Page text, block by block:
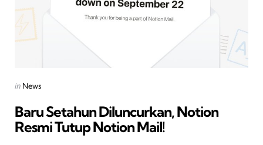
Posted
in News
Baru Setahun Diluncurkan, Notion
Resmi Tutup Notion Mail!